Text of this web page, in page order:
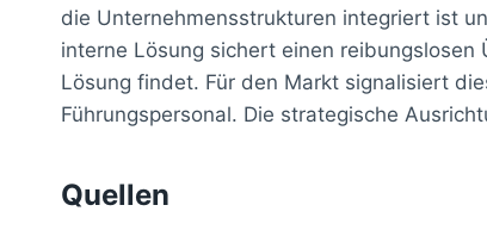
die Unternehmensstrukturen integriert ist
interne Lösung sichert einen
Lösung findet. Für den Markt signalisiert
Führungspersonal. Die strategische
Quellen